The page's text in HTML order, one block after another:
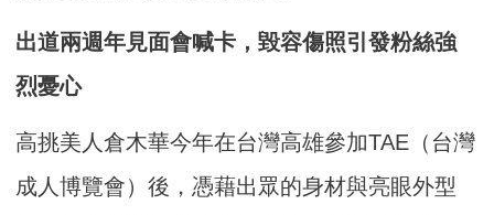
出道兩週年見面會喊卡，毀容傷照引發粉絲強
烈憂心
高挑美人倉木華今年在台灣高雄參加TAE（台灣
成人博覽會）後，憑藉出眾的身材與亮眼外型